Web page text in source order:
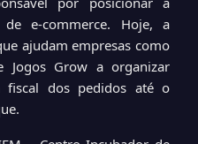
e-commerce. Hoje, a
ajudam empresas como
Jogos Grow a organizar
fiscal dos pedidos até o